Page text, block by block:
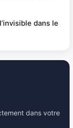
dans le
dans votre